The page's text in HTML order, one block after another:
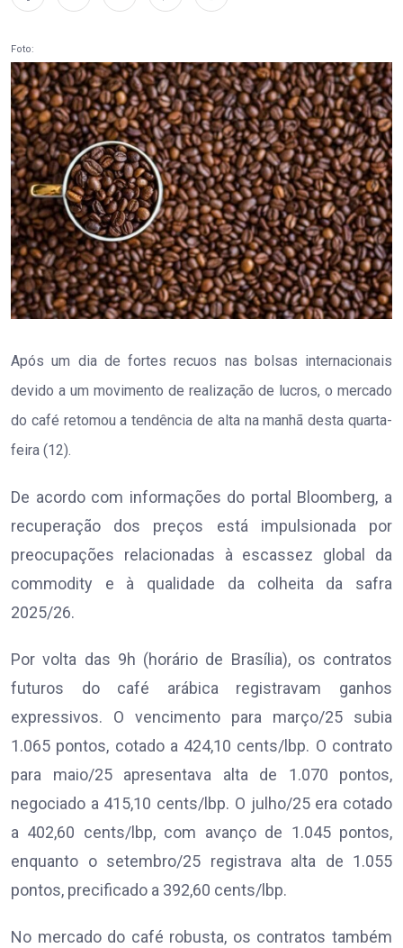
Foto:
Após um dia de fortes recuos nas bolsas internacionais
devido a um movimento de realização de lucros, o mercado
do café retomou a tendência de alta na manhã desta quarta-
feira (12).
De acordo com informações do portal Bloomberg, a
recuperação dos preços está impulsionada por
preocupações relacionadas à escassez global da
commodity e à qualidade da colheita da safra
2025/26.
Por volta das 9h (horário de Brasília), os contratos
futuros do café arábica registravam ganhos
expressivos. O vencimento para março/25 subia
1.065 pontos, cotado a 424,10 cents/lbp. O contrato
para maio/25 apresentava alta de 1.070 pontos,
negociado a 415,10 cents/lbp. O julho/25 era cotado
a 402,60 cents/lbp, com avanço de 1.045 pontos,
enquanto o setembro/25 registrava alta de 1.055
pontos, precificado a 392,60 cents/lbp.
No mercado do café robusta, os contratos também